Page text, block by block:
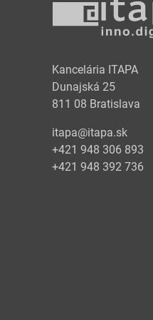
Kancelária ITAPA
Dunajská 25
811 08 Bratislava
itapa@itapa.sk
+421 948 306 893
+421 948 392 736